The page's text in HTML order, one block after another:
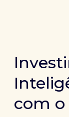
com o